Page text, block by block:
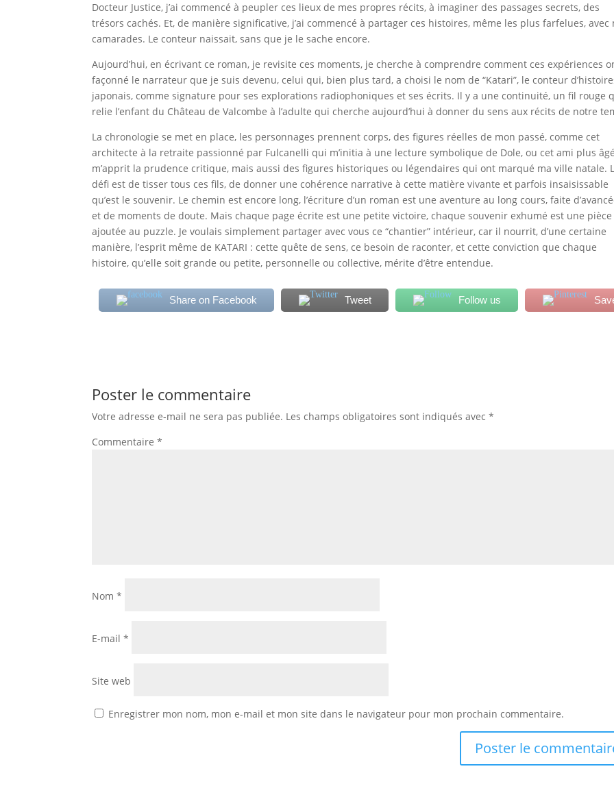
Docteur Justice, j’ai commencé à peupler ces lieux de mes propres récits, à imaginer des passages secrets, des
trésors cachés. Et, de manière significative, j’ai commencé à partager ces histoires, même les plus farfelues, avec
camarades. Le conteur naissait, sans que je le sache encore.
Aujourd’hui, en écrivant ce roman, je revisite ces moments, je cherche à comprendre comment ces expériences
façonné le narrateur que je suis devenu, celui qui, bien plus tard, a choisi le nom de “Katari”, le conteur
japonais, comme signature pour ses explorations radiophoniques et ses écrits. Il y a une continuité, un fil rouge
relie l’enfant du Château de Valcombe à l’adulte qui cherche aujourd’hui à donner du sens aux récits de notre
La chronologie se met en place, les personnages prennent corps, des figures réelles de mon passé, comme cet
architecte à la retraite passionné par Fulcanelli qui m’initia à une lecture symbolique de Dole, ou cet ami plus
m’apprit la prudence critique, mais aussi des figures historiques ou légendaires qui ont marqué ma ville natale.
défi est de tisser tous ces fils, de donner une cohérence narrative à cette matière vivante et parfois insaisissable
qu’est le souvenir. Le chemin est encore long, l’écriture d’un roman est une aventure au long cours, faite
et de moments de doute. Mais chaque page écrite est une petite victoire, chaque souvenir exhumé est une pièce
ajoutée au puzzle. Je voulais simplement partager avec vous ce “chantier” intérieur, car il nourrit, d’une certaine
manière, l’esprit même de KATARI : cette quête de sens, ce besoin de raconter, et cette conviction que chaque
histoire, qu’elle soit grande ou petite, personnelle ou collective, mérite d’être entendue.
Share on Facebook Tweet Follow us
Poster le commentaire
Votre adresse e-mail ne sera pas publiée. Les champs obligatoires sont indiqués avec*
Commentaire*
Nom*
E-mail*
Site web
Enregistrer mon nom, mon e-mail et mon site dans le navigateur pour mon prochain commentaire.